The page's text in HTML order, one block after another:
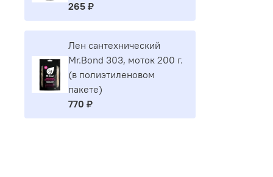
265 ₽
Лен сантехнический
Mr.Bond 303, моток 200 г.
(в полиэтиленовом
пакете)
770 ₽